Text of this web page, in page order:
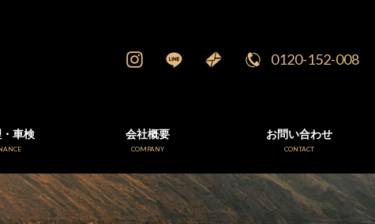
0120-152-008
車検 会社概要
COMPANY
お問い合わせ
CONTACT